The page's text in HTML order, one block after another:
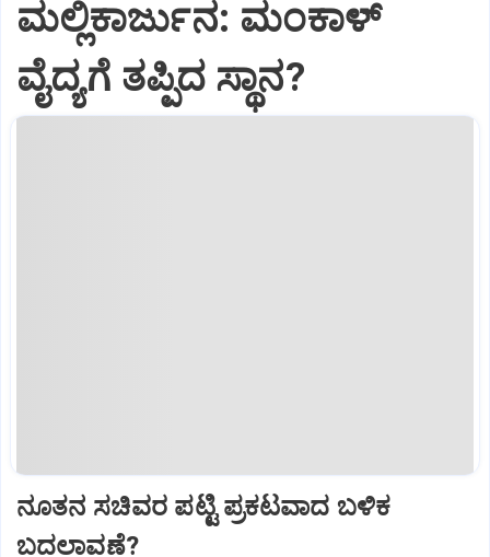
ಮಲ್ಲಿಕಾರ್ಜುನ: ಮಂಕಾಳ್‌
ವೈದ್ಯಗೆ ತಪ್ಪಿದ ಸ್ಥಾನ?
ನೂತನ ಸಚಿವರ ಪಟ್ಟಿ ಪ್ರಕಟವಾದ ಬಳಿಕ
ಬದಲಾವಣೆ?